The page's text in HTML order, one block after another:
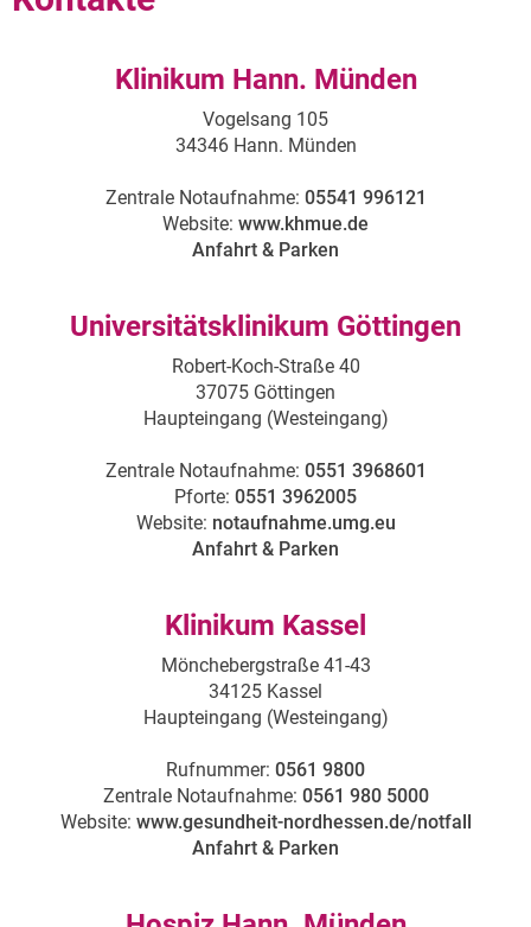
Klinikum Hann. Münden
Vogelsang 105
34346 Hann. Münden
Zentrale Notaufnahme: 05541 996121
Website: www.khmue.de
Anfahrt & Parken
Universitätsklinikum Göttingen
Robert-Koch-Straße 40
37075 Göttingen
Haupteingang (Westeingang)
Zentrale Notaufnahme: 0551 3968601
Pforte: 0551 3962005
Website: notaufnahme.umg.eu
Anfahrt & Parken
Klinikum Kassel
Mönchebergstraße 41-43
34125 Kassel
Haupteingang (Westeingang)
Rufnummer: 0561 9800
Zentrale Notaufnahme: 0561 980 5000
Website: www.gesundheit-nordhessen.de/notfall
Anfahrt & Parken